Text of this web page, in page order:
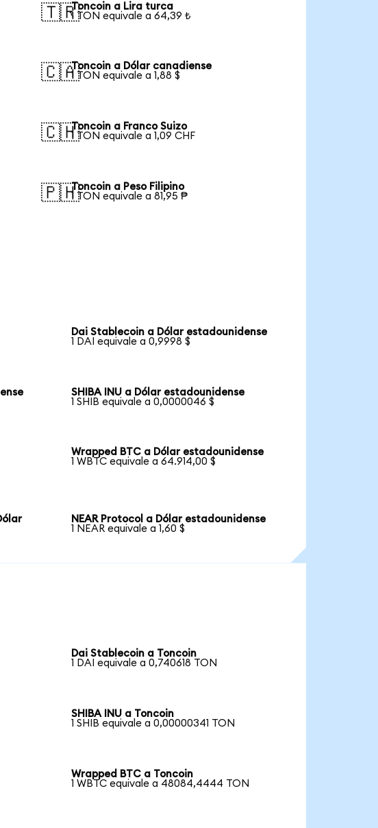
🇹🇷Toncoin a Lira turca
1 TON equivale a 64,39 ₺
🇨🇦Toncoin a Dólar canadiense
1 TON equivale a 1,88 $
🇨🇭Toncoin a Franco Suizo
1 TON equivale a 1,09 CHF
🇵🇭Toncoin a Peso Filipino
1 TON equivale a 81,95 ₱
Dai Stablecoin a Dólar estadounidense
1 DAI equivale a 0,9998 $
SHIBA INU a Dólar estadounidense
1 SHIB equivale a 0,0000046 $
Wrapped BTC a Dólar estadounidense
1 WBTC equivale a 64.914,00 $
NEAR Protocol a Dólar estadounidense
1 NEAR equivale a 1,60 $
Dai Stablecoin a Toncoin
1 DAI equivale a 0,740618 TON
SHIBA INU a Toncoin
1 SHIB equivale a 0,00000341 TON
Wrapped BTC a Toncoin
1 WBTC equivale a 48084,4444 TON